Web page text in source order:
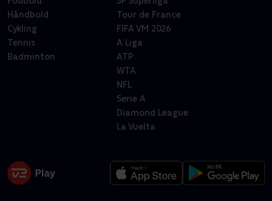
Håndbold
Cykling
Tennis
Badminton
Tour de France
FIFA VM 2026
A Liga
ATP
WTA
NFL
Serie A
Diamond League
La Vuelta